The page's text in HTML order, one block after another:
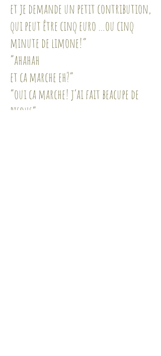
et je demande un petit contribution,
qui peut être cinq euro …ou cinq
minute de limone!”
“ahahah
et ca marche eh?”
“oui ca marche! j’ai fait beacupe de
bisous”